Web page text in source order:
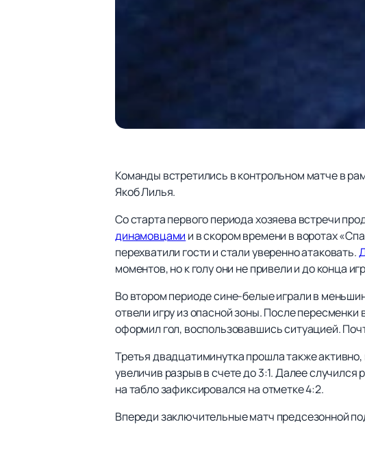
Команды встретились в контрольном матче в
Якоб Лилья.
Со старта первого периода хозяева встречи
динамовцами и в скором времени в воротах
перехватили гости и стали уверенно атаковать.
моментов, но к голу они не привели и до конца
Во втором периоде сине-белые играли в
отвели игру из опасной зоны. После
оформил гол, воспользовавшись ситуацией.
Третья двадцатиминутка прошла также
увеличив разрыв в счете до 3:1. Далее
на табло зафиксировался на отметке 4:2.
Впереди заключительные матч предсезонной